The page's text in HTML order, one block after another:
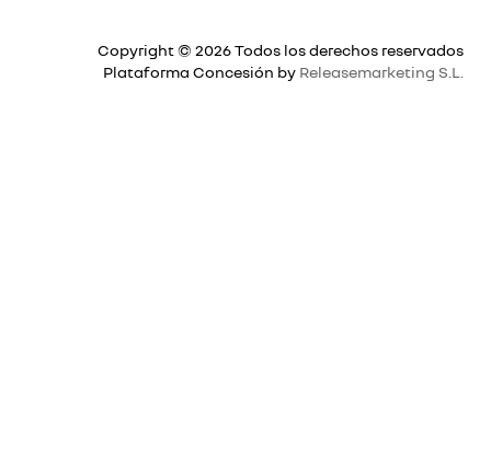
Copyright © 2026 Todos los derechos reservados
Plataforma Concesión by Releasemarketing S.L.